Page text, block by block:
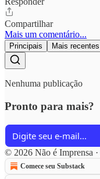
Compartilhar
Mais um comentário...
Principais Mais recentes
Nenhuma publicação
Pronto para mais?
© 2026 Não é Imprensa ·
Comece seu Substack